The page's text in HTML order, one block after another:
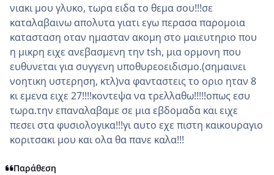
νιακι μου γλυκο, τωρα ειδα το θεμα σου!!!σε
καταλαβαινω απολυτα γιατι εγω περασα παρομοια
κατασταση οταν ημασταν ακομη στο μαιευτηριο που
η μικρη ειχε ανεβασμενη την tsh, μια ορμονη που
ευθυνεται για συγγενη υποθυρεοειδισμο.(σημαινει
νοητικη υστερηση, κτλ)να φανταστεις το οριο ηταν 8
κι εμενα ειχε 27!!!!κοντεψα να τρελλαθω!!!!!οπως εσυ
τωρα.την επαναλαβαμε σε μια εβδομαδα και ειχε
πεσει στα φυσιολογικα!!!γι αυτο εχε πιστη καικουραγιο
κοριτσακι μου και ολα θα πανε καλα!!!
Παράθεση